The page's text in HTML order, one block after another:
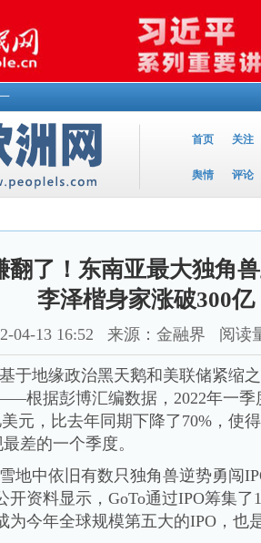
首页 关注
舆情 评论
翻了！东南亚最大独角
李泽楷身家涨破300亿
04-13 16:52 来源：金融界 阅读
于地缘政治黑天鹅和美联储紧缩
根据彭博汇编数据，2022年一季
元，比去年同期下降了70%，使
差的一个季度。
地中依旧有数只独角兽逆势勇闯
开资料显示，GoTo通过IPO筹集了
为今年全球规模第五大的IPO，也